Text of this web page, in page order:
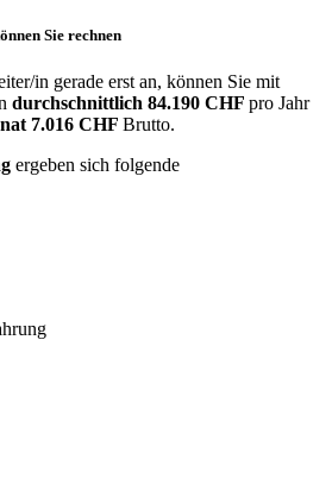
Sie rechnen
in gerade erst an, können Sie mit
durchschnittlich 84.190 CHF pro Jahr
7.016 CHF Brutto.
ergeben sich folgende